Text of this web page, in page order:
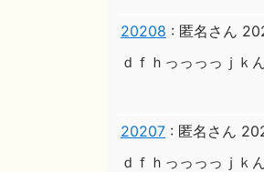
20208 : 匿名さん
ｄｆｈっっっっｊｋ
20207 : 匿名さん
ｄｆｈっっっっｊｋ